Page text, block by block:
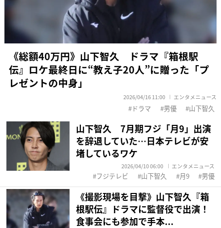
《総額40万円》山下智久 ドラマ『箱根駅
伝』ロケ最終日に“教え子20人”に贈った「プ
レゼントの中身」
2026/04/16 11:00 エンタメニュース
ドラマ 男優 山下智久
山下智久 7月期フジ「月9」出演
を辞退していた…日本テレビが安
堵しているワケ
2026/04/10 06:00 エンタメニュース
フジテレビ 山下智久 月9 男優
《撮影現場を目撃》山下智久『箱
根駅伝』ドラマに監督役で出演！
食事会にも参加で手本...